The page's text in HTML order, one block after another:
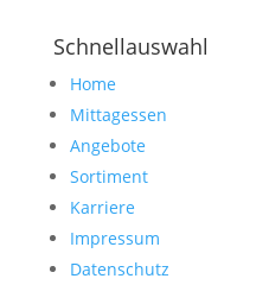
Schnellauswahl
Home
Mittagessen
Angebote
Sortiment
Karriere
Impressum
Datenschutz